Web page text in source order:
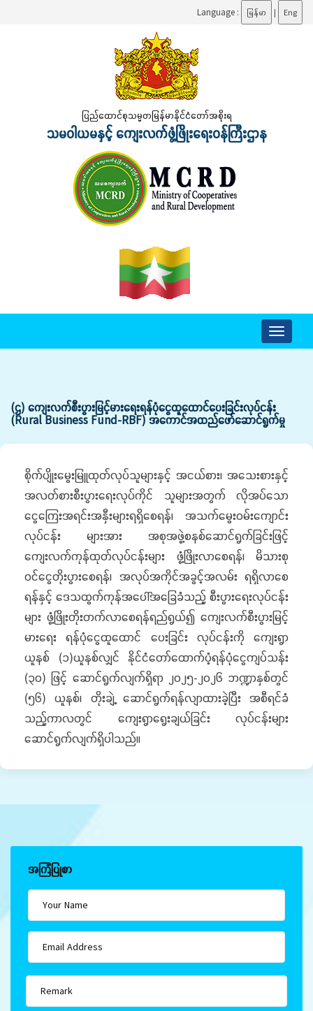
Language : မြန်မာ | Eng
ပြည်ထောင်စုသမ္မတမြန်မာနိုင်ငံတော်အစိုးရ
သမဝါယမနှင့် ကျေးလက်ဖွံ့ဖြိုးရေးဝန်ကြီးဌာန
Toggle
(ဌ) ကျေးလက်စီးပွားမြင့်မားရေးရန်ပုံငွေထူထောင်ပေးခြင်းလုပ်ငန်း
(Rural Business Fund-RBF) အကောင်အထည်ဖော်ဆောင်ရွက်မှု
စိုက်ပျိုးမွေးမြူထုတ်လုပ်သူများနှင့် အငယ်စား၊ အသေးစားနှင့်
အလတ်စားစီးပွားရေးလုပ်ကိုင် သူများအတွက် လိုအပ်သော
ငွေကြေးအရင်းအနှီးများရရှိစေရန်၊ အသက်မွေးဝမ်းကျောင်း
လုပ်ငန်း များအား အစုအဖွဲ့စနစ်ဆောင်ရွက်ခြင်းဖြင့်
ကျေးလက်ကုန်ထုတ်လုပ်ငန်းများ ဖွံ့ဖြိုးလာစေရန်၊ မိသားစု
ဝင်ငွေတိုးပွားစေရန်၊ အလုပ်အကိုင်အခွင့်အလမ်း ရရှိလာစေ
ရန်နှင့် ဒေသထွက်ကုန်အပေါ်အခြေခံသည့် စီးပွားရေးလုပ်ငန်း
များ ဖွံ့ဖြိုးတိုးတက်လာစေရန်ရည်ရွယ်၍ ကျေးလက်စီးပွားမြင့်
မားရေး ရန်ပုံငွေထူထောင် ပေးခြင်း လုပ်ငန်းကို ကျေးရွာ
ယူနစ် (၁)ယူနစ်လျှင် နိုင်ငံတော်ထောက်ပံ့ရန်ပုံငွေကျပ်သန်း
(၃၀) ဖြင့် ဆောင်ရွက်လျက်ရှိရာ ၂၀၂၅-၂၀၂၆ ဘဏ္ဍာနှစ်တွင်
(၅၆) ယူနစ်၊ တိုးချဲ့ ဆောင်ရွက်ရန်လျာထားခဲ့ပြီး အစီရင်ခံ
သည့်ကာလတွင် ကျေးရွာရွေးချယ်ခြင်း လုပ်ငန်းများ
ဆောင်ရွက်လျက်ရှိပါသည်။
အကြံပြုစာ